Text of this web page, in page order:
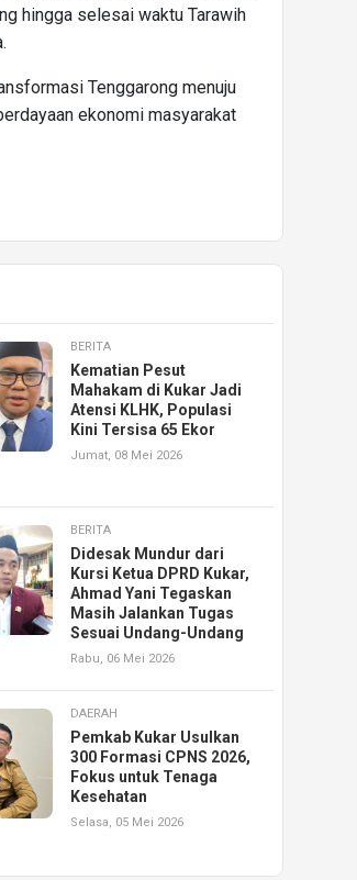
hingga selesai waktu Tarawih
Tenggarong menuju
ekonomi masyarakat
BERITA
Kematian Pesut
Mahakam di Kukar Jadi
Atensi KLHK, Populasi
Kini Tersisa 65 Ekor
Jumat, 08 Mei 2026
BERITA
Didesak Mundur dari
Kursi Ketua DPRD Kukar,
Ahmad Yani Tegaskan
Masih Jalankan Tugas
Sesuai Undang-Undang
Rabu, 06 Mei 2026
DAERAH
Pemkab Kukar Usulkan
300 Formasi CPNS 2026,
Fokus untuk Tenaga
Kesehatan
Selasa, 05 Mei 2026